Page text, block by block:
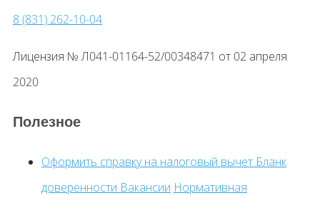
8 (831) 262-10-04
Лицензия № Л041-01164-52/00348471 от 02 апреля
2020
Полезное
Оформить справку на налоговый вычет Бланк
доверенности Вакансии Нормативная